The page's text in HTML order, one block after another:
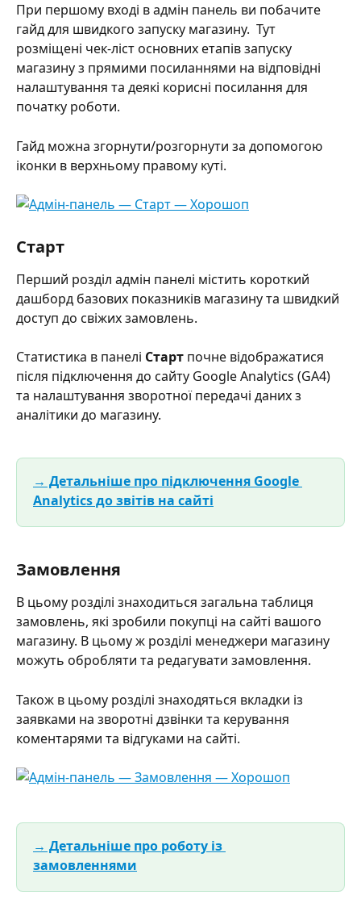
При першому вході в адмін панель ви побачите
гайд для швидкого запуску магазину.  Тут
розміщені чек-ліст основних етапів запуску
магазину з прямими посиланнями на відповідні
налаштування та деякі корисні посилання для
початку роботи.
Гайд можна згорнути/розгорнути за допомогою
іконки в верхньому правому куті.
Старт
Перший розділ адмін панелі містить короткий
дашборд базових показників магазину та швидкий
доступ до свіжих замовлень.
Статистика в панелі Старт почне відображатися
після підключення до сайту Google Analytics (GA4)
та налаштування зворотної передачі даних з
аналітики до магазину.
→ Детальніше про підключення Google
Analytics до звітів на сайті
Замовлення
В цьому розділі знаходиться загальна таблиця
замовлень, які зробили покупці на сайті вашого
магазину. В цьому ж розділі менеджери магазину
можуть обробляти та редагувати замовлення.
Також в цьому розділі знаходяться вкладки із
заявками на зворотні дзвінки та керування
коментарями та відгуками на сайті.
→ Детальніше про роботу із
замовленнями